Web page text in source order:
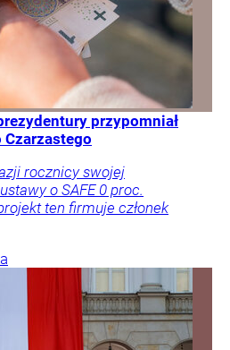
przypomniał
Czarzastego
rocznicy swojej
o SAFE 0 proc.
ten firmuje członek